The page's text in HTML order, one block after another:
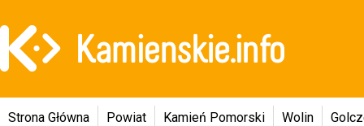
Strona Główna Powiat Kamień Pomorski Wolin